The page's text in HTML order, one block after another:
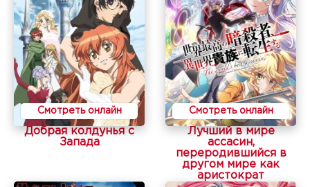
Смотреть онлайн
Добрая колдунья с
Запада
Смотреть онлайн
Лучший в мире
ассасин,
переродившийся в
другом мире как
аристократ